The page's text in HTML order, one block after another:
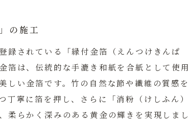
の施工
録されている「縁付金箔（えんつけきんぱ
箔は、伝統的な手漉き和紙を合紙として使用
しい金箔です。竹の自然な節や繊維の質感を
寧に箔を押し、さらに「消粉（けしふん）
柔らかく深みのある黄金の輝きを実現しまし